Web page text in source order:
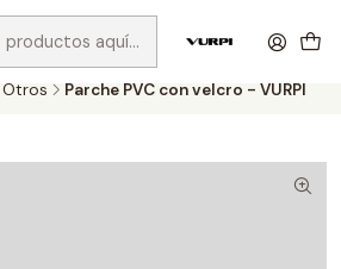
compras sobre $75.000 en Santiago y
Otros Parche PVC con velcro - VURPI